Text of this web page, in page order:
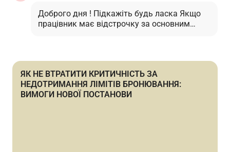
Доброго дня ! Підкажіть будь ласка Якщо
працівник має відстрочку за основним
тренера-викладача , а саме в КЗ ДЮСШ, яке
є критичним підприємством. Так вот
підкажіть будь ласка Дає цей працівник
ЯК НЕ ВТРАТИТИ КРИТИЧНІСТЬ ЗА
НЕДОТРИМАННЯ ЛІМІТІВ БРОНЮВАННЯ:
ВИМОГИ НОВОЇ ПОСТАНОВИ